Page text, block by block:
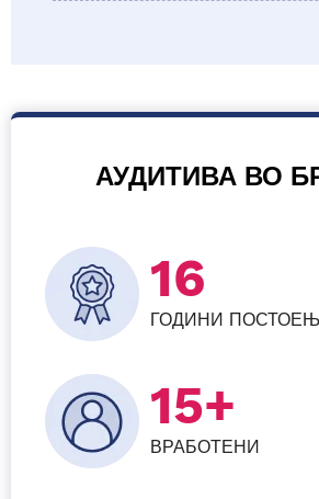
АУДИТИВА ВО
16
ГОДИНИ
15+
ВРАБОТЕНИ